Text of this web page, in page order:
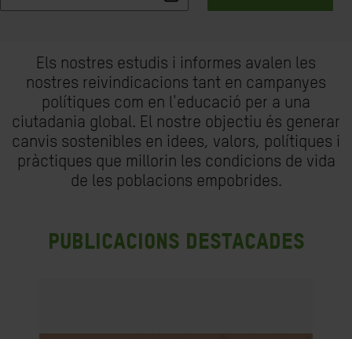
Els nostres estudis i informes avalen les
nostres reivindicacions tant en campanyes
polítiques com en l'educació per a una
ciutadania global. El nostre objectiu és generar
canvis sostenibles en idees, valors, polítiques i
pràctiques que millorin les condicions de vida
de les poblacions empobrides.
Publicacions destacades